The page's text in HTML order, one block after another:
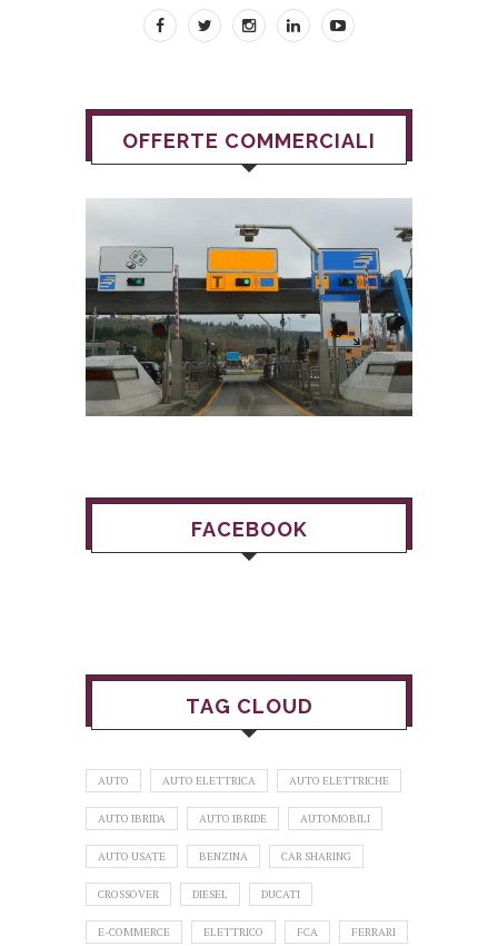
OFFERTE COMMERCIALI
FACEBOOK
TAG CLOUD
AUTO AUTO ELETTRICA AUTO ELETTRICHE
AUTO IBRIDA AUTO IBRIDE AUTOMOBILI
AUTO USATE BENZINA CAR SHARING
CROSSOVER DIESEL DUCATI
E-COMMERCE ELETTRICO FCA FERRARI